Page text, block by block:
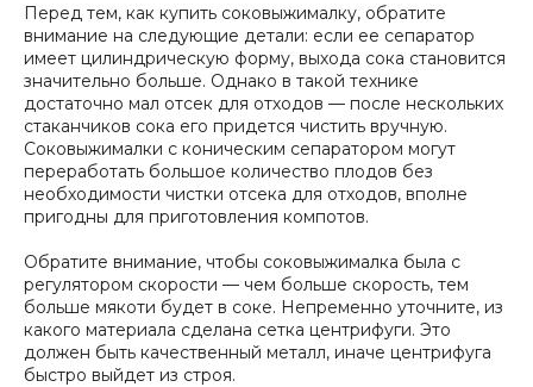
Перед тем, как купить соковыжималку, обратите
внимание на следующие детали: если ее сепаратор
имеет цилиндрическую форму, выхода сока становится
значительно больше. Однако в такой технике
достаточно мал отсек для отходов — после нескольких
стаканчиков сока его придется чистить вручную.
Соковыжималки с коническим сепаратором могут
переработать большое количество плодов без
необходимости чистки отсека для отходов, вполне
пригодны для приготовления компотов.
Обратите внимание, чтобы соковыжималка была с
регулятором скорости — чем больше скорость, тем
больше мякоти будет в соке. Непременно уточните, из
какого материала сделана сетка центрифуги. Это
должен быть качественный металл, иначе центрифуга
быстро выйдет из строя.